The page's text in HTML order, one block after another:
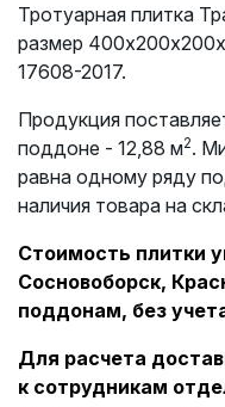
Тротуарная плитка
размер
17608-2017.
Продукция
поддоне - 12,88 м2.
равна одному ряду
наличия товара на
Стоимость плитки
Сосновоборск,
поддонам, без
Для расчета
к сотрудникам